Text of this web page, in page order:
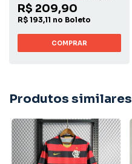
R$ 209,90
R$ 193,11 no Boleto
COMPRAR
Produtos similares